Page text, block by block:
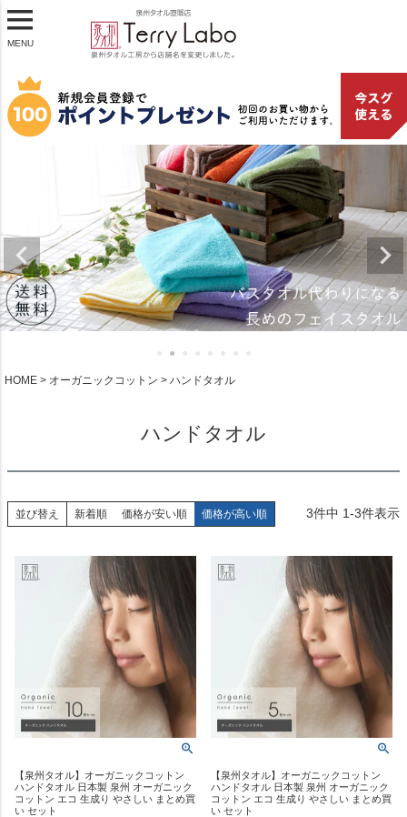
MENU
HOME オーガニックコットン ハンドタオル
ハンドタオル
並び替え 新着順 価格が安い順 価格が高い順 3件中 1-3件表示
【泉州タオル】オーガニックコットン
ハンドタオル 日本製 泉州 オーガニック
コットン エコ 生成り やさしい まとめ買
い セット
【泉州タオル】オーガニックコットン
ハンドタオル 日本製 泉州 オーガニック
コットン エコ 生成り やさしい まとめ買
い セット